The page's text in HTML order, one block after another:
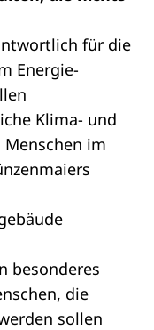
für die
Energie-
Klima- und
im
besonderes
die
sollen